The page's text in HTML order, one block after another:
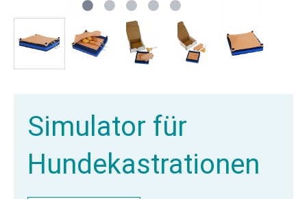
Simulator für
Hundekastrationen